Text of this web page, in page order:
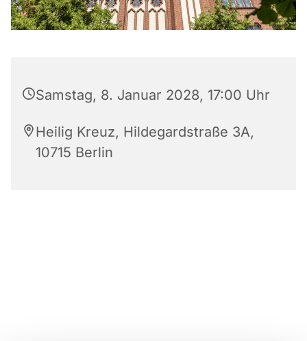
Samstag, 8. Januar 2028, 17:00 Uhr
Heilig Kreuz, Hildegardstraße 3A,
10715 Berlin